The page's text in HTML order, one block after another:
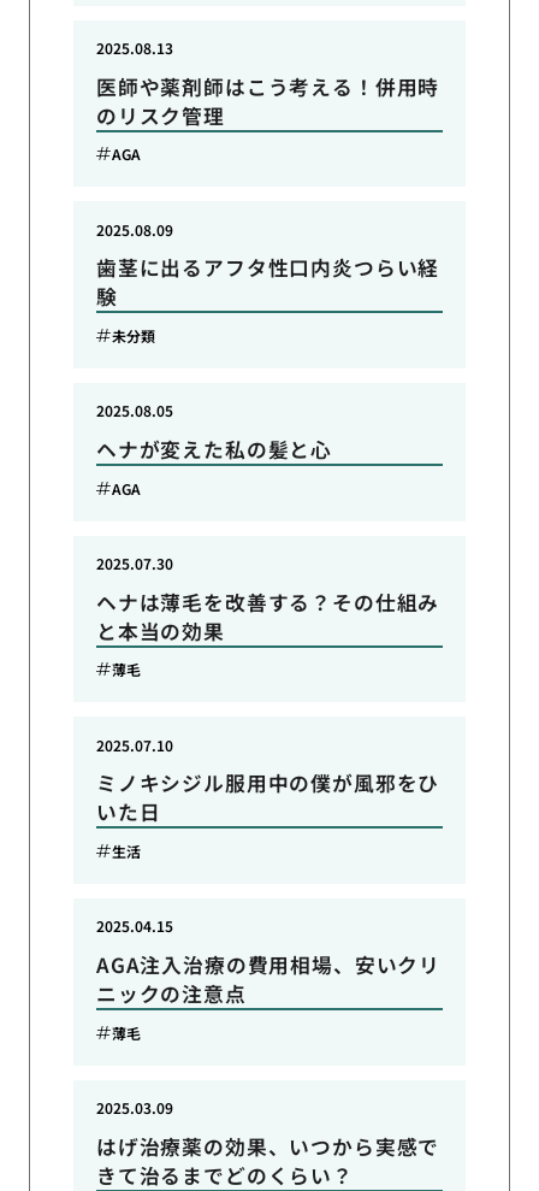
医師や薬剤師はこう考える！併用時
のリスク管理
2025.08.13
AGA
歯茎に出るアフタ性口内炎つらい経
験
2025.08.09
未分類
ヘナが変えた私の髪と心
2025.08.05
AGA
ヘナは薄毛を改善する？その仕組み
と本当の効果
2025.07.30
薄毛
ミノキシジル服用中の僕が風邪をひ
いた日
2025.07.10
生活
AGA注入治療の費用相場、安いクリ
ニックの注意点
2025.04.15
薄毛
はげ治療薬の効果、いつから実感で
きて治るまでどのくらい？
2025.03.09